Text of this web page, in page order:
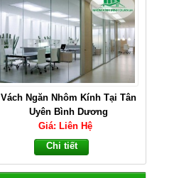
Vách Ngăn Nhôm Kính Tại Tân
Uyên Bình Dương
Giá: Liên Hệ
Chi tiết